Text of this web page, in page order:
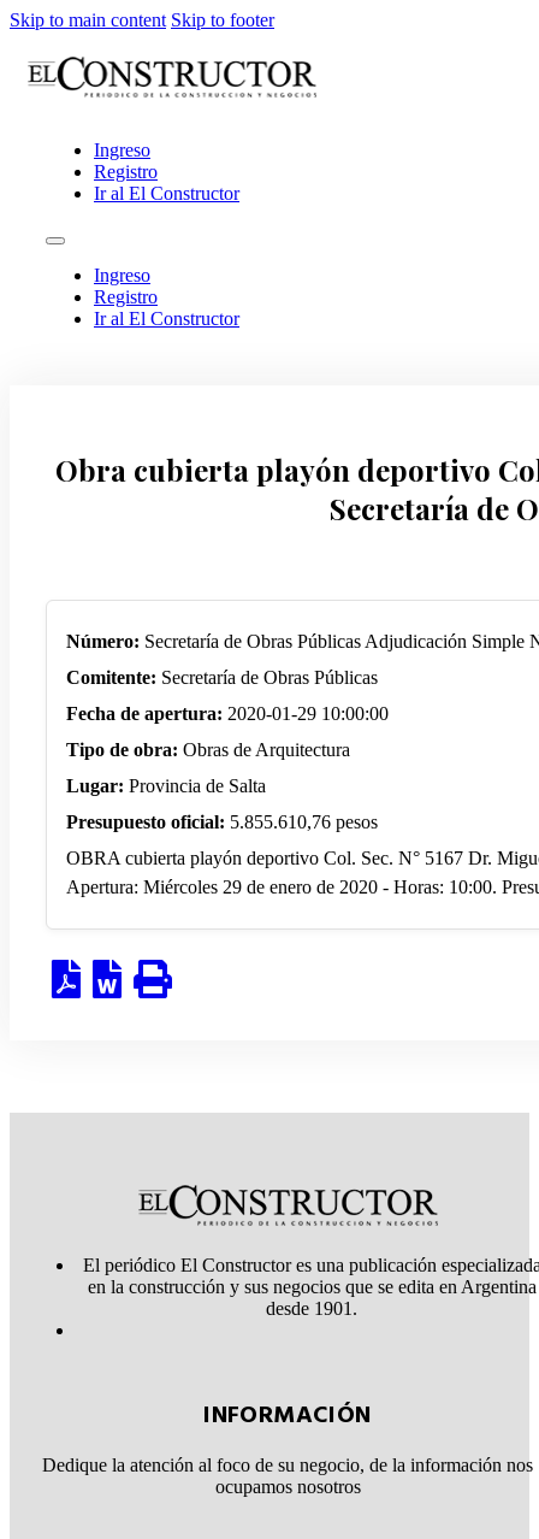
Skip to main content Skip to footer
Ingreso
Registro
Ir al El Constructor
Ingreso
Registro
Ir al El Constructor
Obra cubierta playón deportivo
Secretaría de
Número: Secretaría de Obras Públicas Adjudicación Simple
Comitente: Secretaría de Obras Públicas
Fecha de apertura: 2020-01-29 10:00:00
Tipo de obra: Obras de Arquitectura
Lugar: Provincia de Salta
Presupuesto oficial: 5.855.610,76 pesos
OBRA cubierta playón deportivo Col. Sec. N° 5167 Dr.
Apertura: Miércoles 29 de enero de 2020 - Horas: 10:00.
El periódico El Constructor es una publicación
en la construcción y sus negocios que se edita en Argentina
desde 1901.
INFORMACIÓN
Dedique la atención al foco de su negocio, de la información nos
ocupamos nosotros